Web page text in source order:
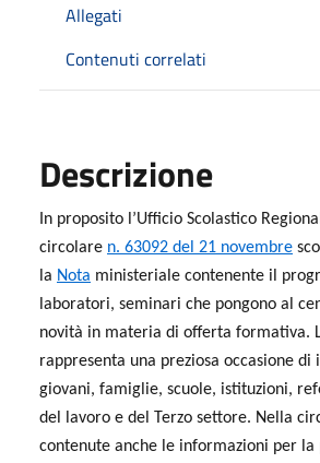
Allegati
Contenuti correlati
Descrizione
In proposito l’Ufficio Scolastico
circolare n. 63092 del 21 novembre
la Nota ministeriale contenente il
laboratori, seminari che pongono al
novità in materia di offerta formativa.
rappresenta una preziosa occasione di
giovani, famiglie, scuole, istituzioni,
del lavoro e del Terzo settore. Nella
contenute anche le informazioni per la